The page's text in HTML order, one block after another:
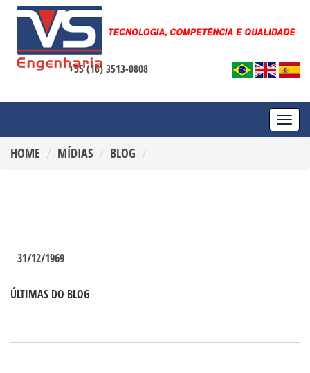
+55 (16) 3513-0808
HOME MÍDIAS BLOG
31/12/1969
ÚLTIMAS DO BLOG